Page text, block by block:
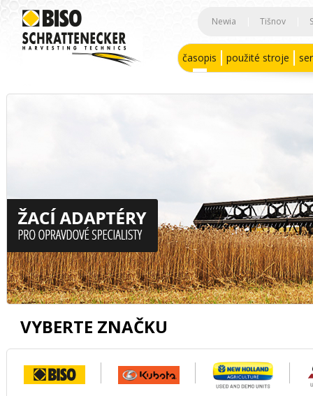
Newia Tišnov
časopis použité stroje
VYBERTE ZNAČKU